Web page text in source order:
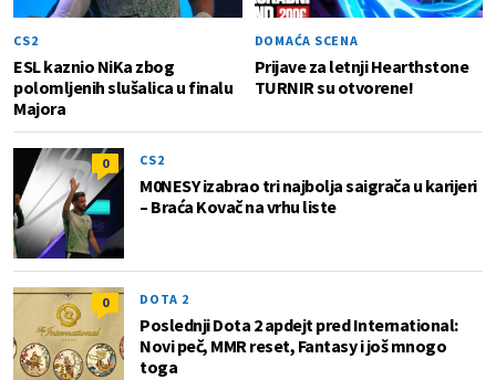
CS2
ESL kaznio NiKa zbog
polomljenih slušalica u finalu
Majora
DOMAĆA SCENA
Prijave za letnji Hearthstone
TURNIR su otvorene!
0 CS2
M0NESY izabrao tri najbolja saigrača u karijeri
– Braća Kovač na vrhu liste
0 DOTA 2
Poslednji Dota 2 apdejt pred International:
Novi peč, MMR reset, Fantasy i još mnogo
toga